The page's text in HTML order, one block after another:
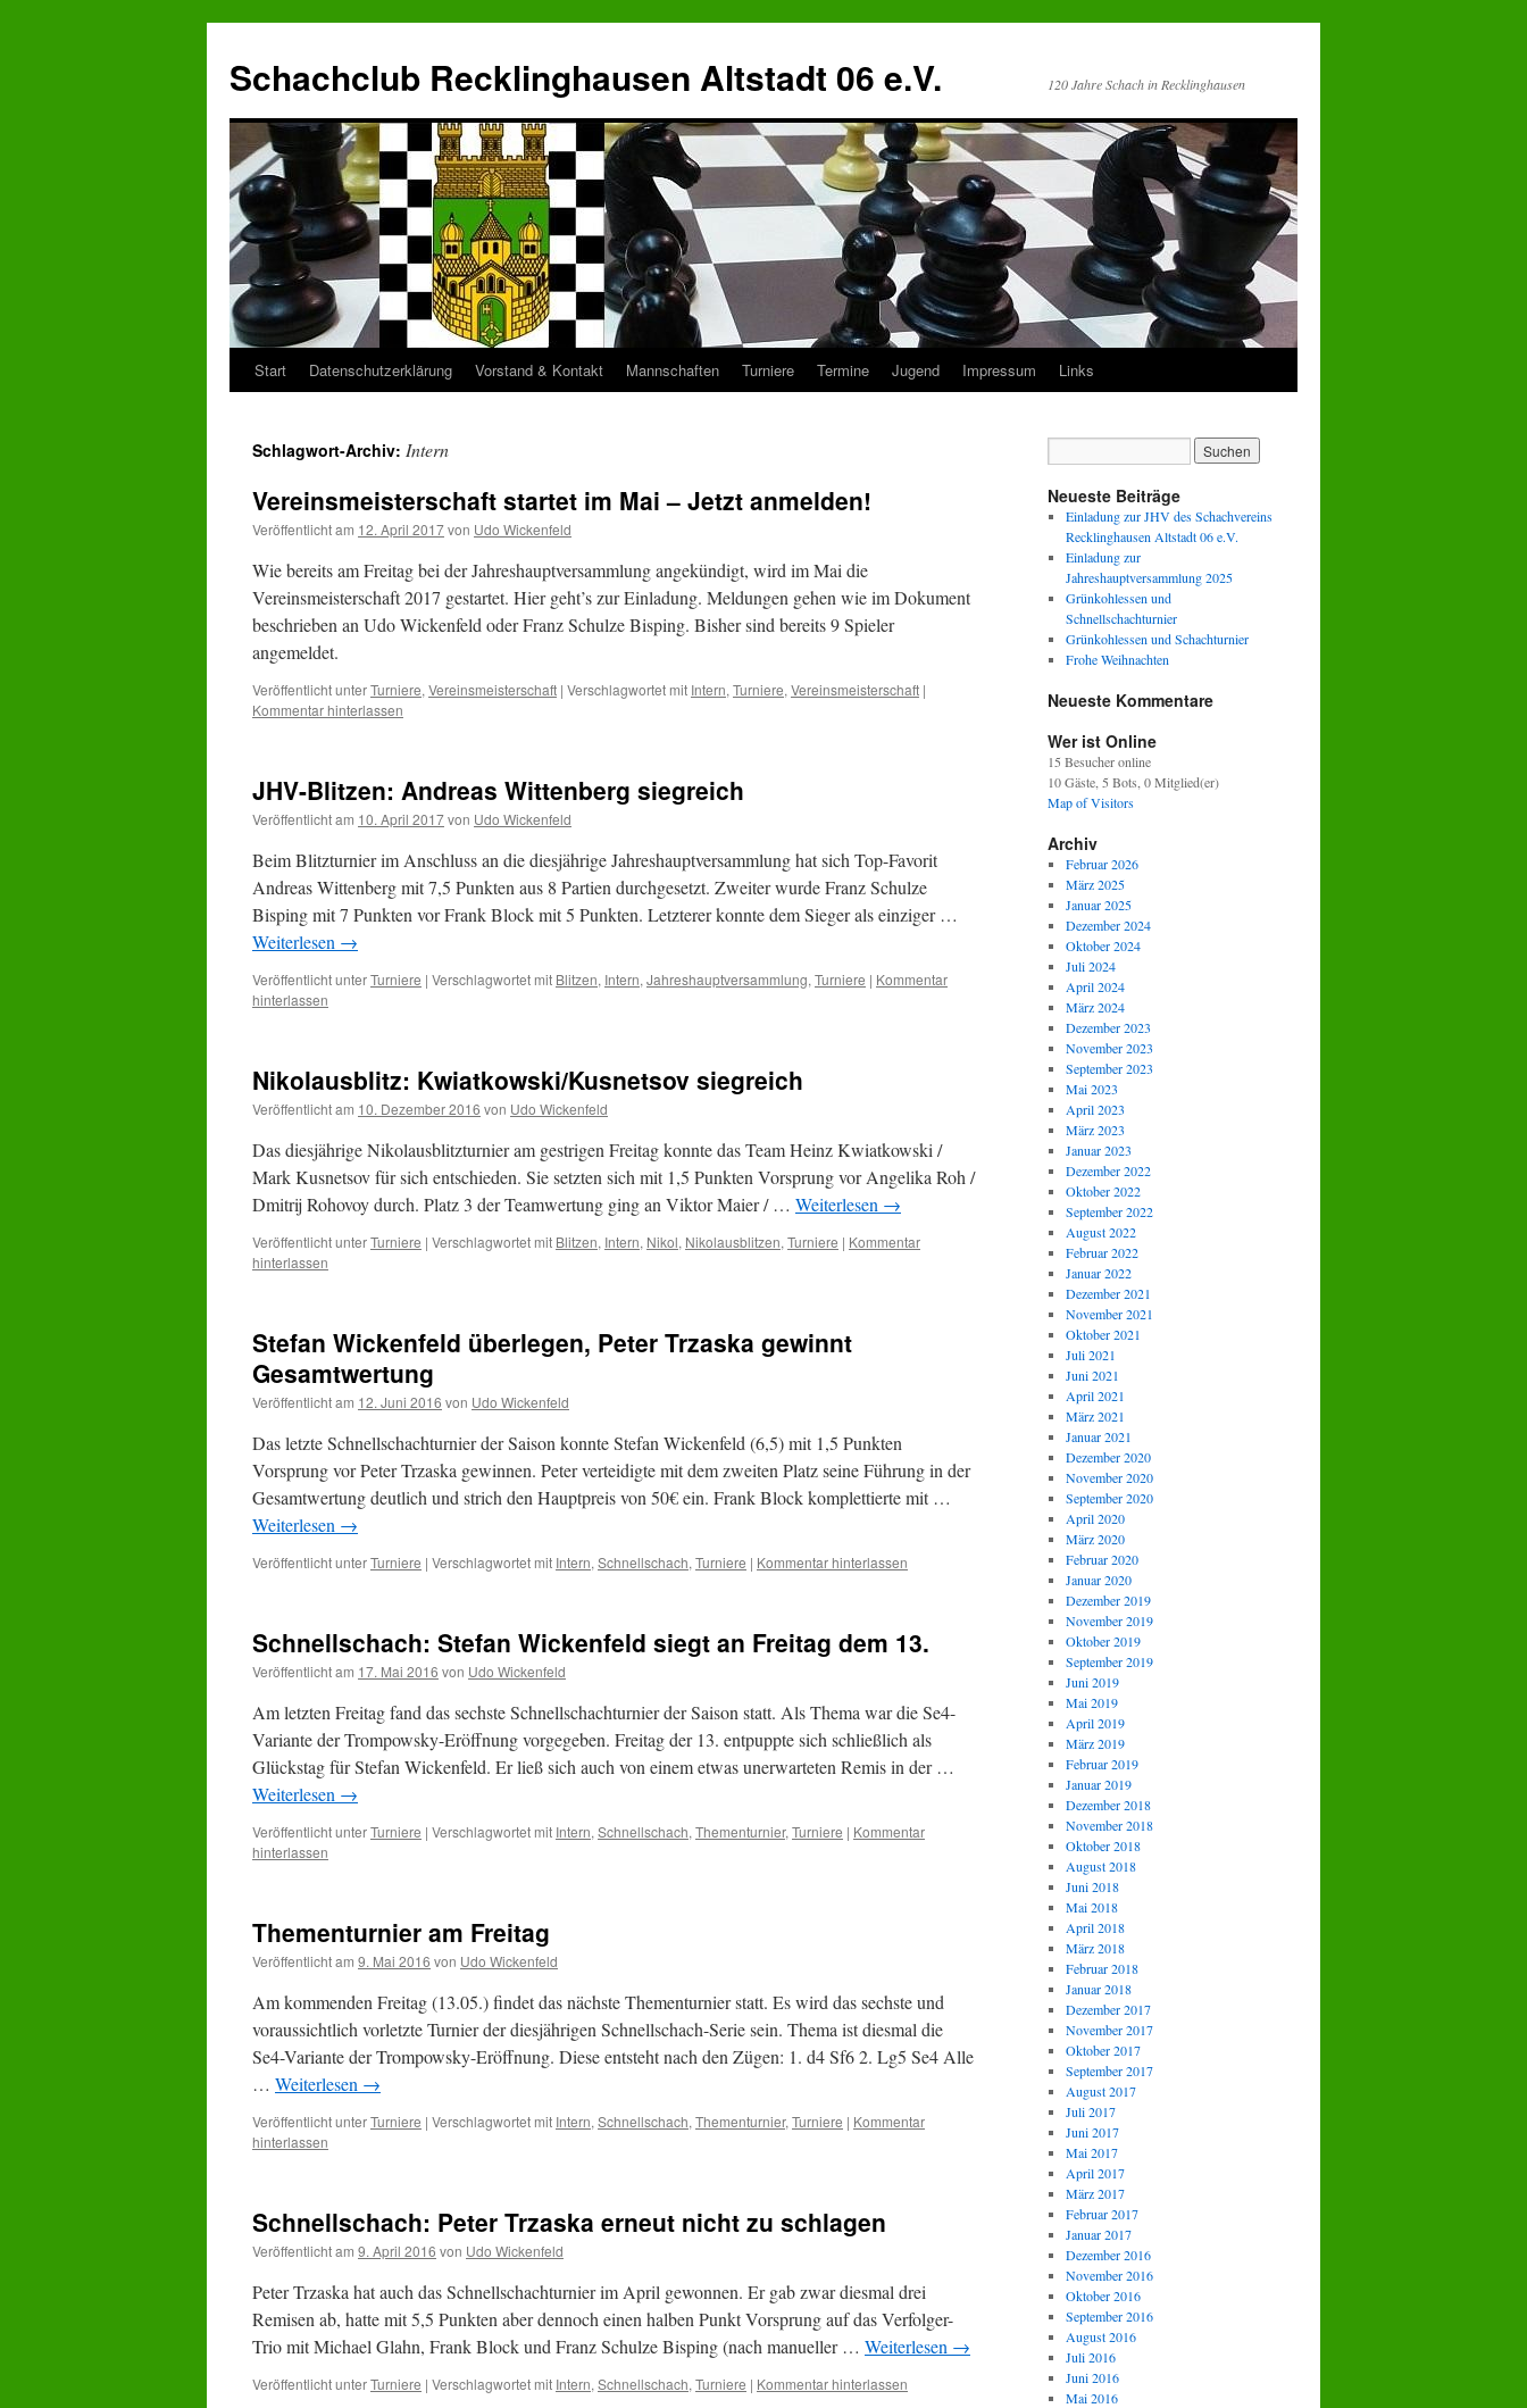
springen
Schachclub Recklinghausen Altstadt 06 e.V. 120 Jahre Schach in Recklinghausen
Start Datenschutzerklärung Vorstand & Kontakt Mannschaften Turniere Termine Jugend Impressum Links
Schlagwort-Archiv: Intern
Vereinsmeisterschaft startet im Mai – Jetzt anmelden!
Veröffentlicht am 12. April 2017von Udo Wickenfeld
Wie bereits am Freitag bei der Jahreshauptversammlung angekündigt, wird im Mai die
Vereinsmeisterschaft 2017 gestartet. Hier geht’s zur Einladung. Meldungen gehen wie im Dokument
beschrieben an Udo Wickenfeld oder Franz Schulze Bisping. Bisher sind bereits 9 Spieler
angemeldet.
Veröffentlicht unterTurniere, Vereinsmeisterschaft | Verschlagwortet mit Intern, Turniere, Vereinsmeisterschaft |
Kommentar hinterlassen
JHV-Blitzen: Andreas Wittenberg siegreich
Veröffentlicht am 10. April 2017von Udo Wickenfeld
Beim Blitzturnier im Anschluss an die diesjährige Jahreshauptversammlung hat sich Top-Favorit
Andreas Wittenberg mit 7,5 Punkten aus 8 Partien durchgesetzt. Zweiter wurde Franz Schulze
Bisping mit 7 Punkten vor Frank Block mit 5 Punkten. Letzterer konnte dem Sieger als einziger …
Weiterlesen →
Veröffentlicht unterTurniere | Verschlagwortet mit Blitzen, Intern, Jahreshauptversammlung, Turniere | Kommentar
hinterlassen
Nikolausblitz: Kwiatkowski/Kusnetsov siegreich
Veröffentlicht am 10. Dezember 2016 von Udo Wickenfeld
Das diesjährige Nikolausblitzturnier am gestrigen Freitag konnte das Team Heinz Kwiatkowski /
Mark Kusnetsov für sich entschieden. Sie setzten sich mit 1,5 Punkten Vorsprung vor Angelika Roh /
Dmitrij Rohovoy durch. Platz 3 der Teamwertung ging an Viktor Maier / … Weiterlesen →
Veröffentlicht unterTurniere | Verschlagwortet mit Blitzen, Intern, Nikol, Nikolausblitzen, Turniere | Kommentar
hinterlassen
Stefan Wickenfeld überlegen, Peter Trzaska gewinnt
Gesamtwertung
Veröffentlicht am 12. Juni 2016 von Udo Wickenfeld
Das letzte Schnellschachturnier der Saison konnte Stefan Wickenfeld (6,5) mit 1,5 Punkten
Vorsprung vor Peter Trzaska gewinnen. Peter verteidigte mit dem zweiten Platz seine Führung in der
Gesamtwertung deutlich und strich den Hauptpreis von 50€ ein. Frank Block komplettierte mit …
Weiterlesen →
Veröffentlicht unterTurniere | Verschlagwortet mit Intern, Schnellschach, Turniere | Kommentar hinterlassen
Schnellschach: Stefan Wickenfeld siegt an Freitag dem 13.
Veröffentlicht am 17. Mai 2016 von Udo Wickenfeld
Am letzten Freitag fand das sechste Schnellschachturnier der Saison statt. Als Thema war die Se4-
Variante der Trompowsky-Eröffnung vorgegeben. Freitag der 13. entpuppte sich schließlich als
Glückstag für Stefan Wickenfeld. Er ließ sich auch von einem etwas unerwarteten Remis in der …
Weiterlesen →
Veröffentlicht unterTurniere | Verschlagwortet mit Intern, Schnellschach, Thementurnier, Turniere | Kommentar
hinterlassen
Thementurnier am Freitag
Veröffentlicht am 9. Mai 2016 von Udo Wickenfeld
Am kommenden Freitag (13.05.) findet das nächste Thementurnier statt. Es wird das sechste und
voraussichtlich vorletzte Turnier der diesjährigen Schnellschach-Serie sein. Thema ist diesmal die
Se4-Variante der Trompowsky-Eröffnung. Diese entsteht nach den Zügen: 1. d4 Sf6 2. Lg5 Se4 Alle
… Weiterlesen →
Veröffentlicht unterTurniere | Verschlagwortet mit Intern, Schnellschach, Thementurnier, Turniere | Kommentar
hinterlassen
Schnellschach: Peter Trzaska erneut nicht zu schlagen
Veröffentlicht am 9. April 2016 von Udo Wickenfeld
Peter Trzaska hat auch das Schnellschachturnier im April gewonnen. Er gab zwar diesmal drei
Remisen ab, hatte mit 5,5 Punkten aber dennoch einen halben Punkt Vorsprung auf das Verfolger-
Trio mit Michael Glahn, Frank Block und Franz Schulze Bisping (nach manueller … Weiterlesen →
Veröffentlicht unterTurniere | Verschlagwortet mit Intern, Schnellschach, Turniere | Kommentar hinterlassen
Neueste Beiträge
Einladung zur JHV des Schachvereins
Recklinghausen Altstadt 06 e.V.
Einladung zur
Jahreshauptversammlung 2025
Grünkohlessen und
Schnellschachturnier
Grünkohlessen und Schachturnier
Frohe Weihnachten
Neueste Kommentare
Wer ist Online
15 Besucher online
10 Gäste, 5 Bots, 0 Mitglied(er)
Map of Visitors
Archiv
Februar 2026
März 2025
Januar 2025
Dezember 2024
Oktober 2024
Juli 2024
April 2024
März 2024
Dezember 2023
November 2023
September 2023
Mai 2023
April 2023
März 2023
Januar 2023
Dezember 2022
Oktober 2022
September 2022
August 2022
Februar 2022
Januar 2022
Dezember 2021
November 2021
Oktober 2021
Juli 2021
Juni 2021
April 2021
März 2021
Januar 2021
Dezember 2020
November 2020
September 2020
April 2020
März 2020
Februar 2020
Januar 2020
Dezember 2019
November 2019
Oktober 2019
September 2019
Juni 2019
Mai 2019
April 2019
März 2019
Februar 2019
Januar 2019
Dezember 2018
November 2018
Oktober 2018
August 2018
Juni 2018
Mai 2018
April 2018
März 2018
Februar 2018
Januar 2018
Dezember 2017
November 2017
Oktober 2017
September 2017
August 2017
Juli 2017
Juni 2017
Mai 2017
April 2017
März 2017
Februar 2017
Januar 2017
Dezember 2016
November 2016
Oktober 2016
September 2016
August 2016
Juli 2016
Juni 2016
Mai 2016